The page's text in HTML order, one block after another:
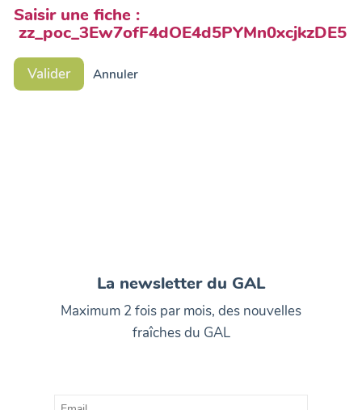
Saisir une fiche :
zz_poc_3Ew7ofF4dOE4d5PYMn0xcjkzDE5
Valider Annuler
La newsletter du GAL
Maximum 2 fois par mois, des nouvelles
fraîches du GAL